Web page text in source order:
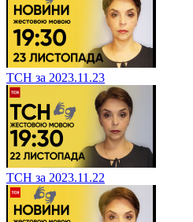
ТСН за 2023.11.23
ТСН за 2023.11.22